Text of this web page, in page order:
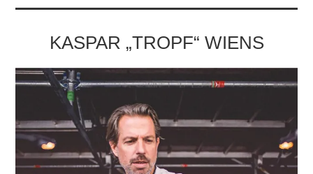
KASPAR „TROPF“ WIENS